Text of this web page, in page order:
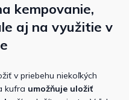
kempovanie,
aj na využitie v
v priebehu niekoľkých
kufra umožňuje uložiť